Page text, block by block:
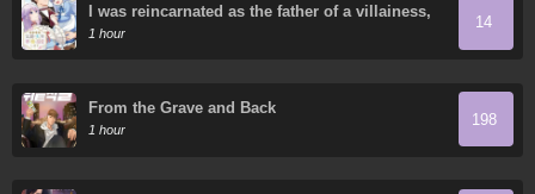
I was reincarnated as the father of a villainess,
so I dote on my wife and daughter.
1 hour
14
From the Grave and Back
1 hour
198